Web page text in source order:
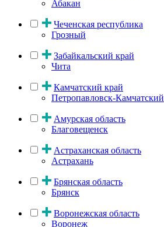
Абакан
Чеченская республика
Грозный
Забайкальский край
Чита
Камчатский край
Петропавловск-Камчатский
Амурская область
Благовещенск
Астраханская область
Астрахань
Брянская область
Брянск
Воронежская область
Воронеж